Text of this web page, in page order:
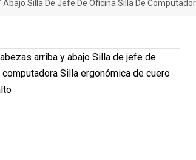
Silla De Jefe De Oficina Silla De